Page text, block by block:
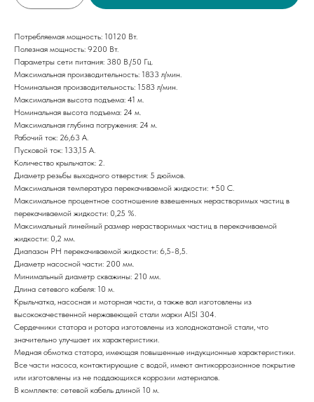
Потребляемая мощность: 10120 Вт.
Полезная мощность: 9200 Вт.
Параметры сети питания: 380 В./50 Гц.
Максимальная производительность: 1833 л/мин.
Номинальная производительность: 1583 л/мин.
Максимальная высота подъема: 41 м.
Номинальная высота подъема: 24 м.
Максимальная глубина погружения: 24 м.
Рабочий ток: 26,63 А.
Пусковой ток: 133,15 А.
Количество крыльчаток: 2.
Диаметр резьбы выходного отверстия: 5 дюймов.
Максимальная температура перекачиваемой жидкости: +50 С.
Максимальное процентное соотношение взвешенных нерастворимых частиц в
перекачиваемой жидкости: 0,25 %.
Максимальный линейный размер нерастворимых частиц в перекачиваемой
жидкости: 0,2 мм.
Диапазон РН перекачиваемой жидкости: 6,5-8,5.
Диаметр насосной части: 200 мм.
Минимальный диаметр скважины: 210 мм.
Длина сетевого кабеля: 10 м.
Крыльчатка, насосная и моторная части, а также вал изготовлены из
высококачественной нержавеющей стали марки AISI 304.
Сердечники статора и ротора изготовлены из холоднокатаной стали, что
значительно улучшает их характеристики.
Медная обмотка статора, имеющая повышенные индукционные характеристики.
Все части насоса, контактирующие с водой, имеют антикоррозионное покрытие
или изготовлены из не поддающихся коррозии материалов.
В комплекте: сетевой кабель длиной 10 м.